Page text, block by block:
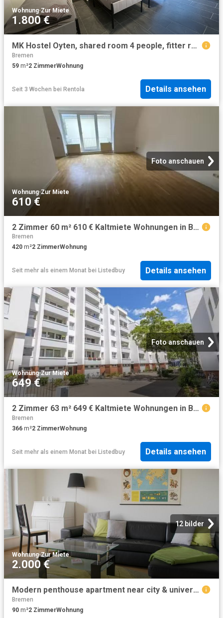
Wohnung·Zur Miete
1.800 €
MK Hostel Oyten, shared room 4 people, fitter room, holiday room, NEW OPENING, Bremen Amsterdam Apartments for Rent
Bremen
59 m²2 ZimmerWohnung
Seit 3 Wochen bei Rentola Details ansehen
Foto anschauen
Wohnung·Zur Miete
610 €
2 Zimmer 60 m² 610 € Kaltmiete Wohnungen in Bremen
Bremen
420 m²2 ZimmerWohnung
Seit mehr als einem Monat bei Listedbuy Details ansehen
Foto anschauen
Wohnung·Zur Miete
649 €
2 Zimmer 63 m² 649 € Kaltmiete Wohnungen in Bremen
Bremen
366 m²2 ZimmerWohnung
Seit mehr als einem Monat bei Listedbuy Details ansehen
12 bilder
Wohnung·Zur Miete
2.000 €
Modern penthouse apartment near city & university, fully equipped, great access to roads and public transport, Bremen Amsterdam Apartments for Rent
Bremen
90 m²2 ZimmerWohnung